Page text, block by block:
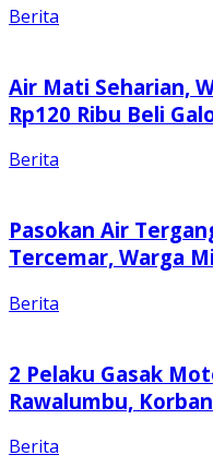
Berita
Air Mati Seharian,
Rp120 Ribu Beli
Berita
Pasokan Air
Tercemar, Warga
Berita
2 Pelaku Gasak
Rawalumbu,
Berita